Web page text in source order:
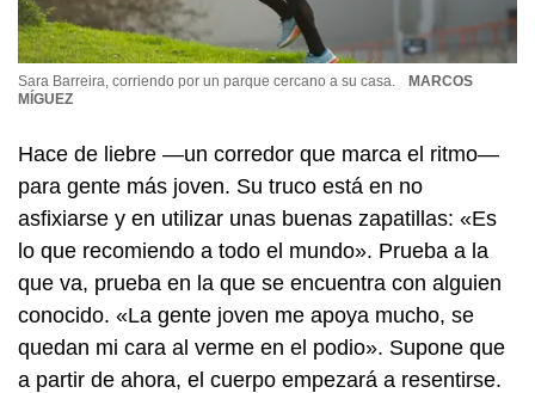
Sara Barreira, corriendo por un parque cercano a su casa.
MARCOS
MÍGUEZ
Hace de liebre —un corredor que marca el ritmo—
para gente más joven. Su truco está en no
asfixiarse y en utilizar unas buenas zapatillas: «Es
lo que recomiendo a todo el mundo». Prueba a la
que va, prueba en la que se encuentra con alguien
conocido. «La gente joven me apoya mucho, se
quedan mi cara al verme en el podio». Supone que
a partir de ahora, el cuerpo empezará a resentirse.